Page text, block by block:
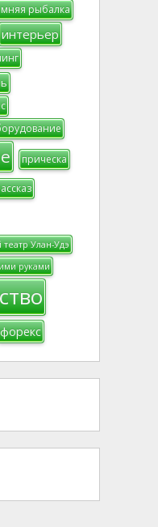
рыбалка
интерьер
прическа
Улан-Удэ
руками
форекс